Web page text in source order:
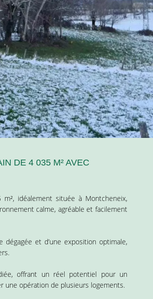
DE 4 035 M² AVEC
idéalement située à Montcheneix,
calme, agréable et facilement
et d’une exposition optimale,
offrant un réel potentiel pour un
une opération de plusieurs logements.